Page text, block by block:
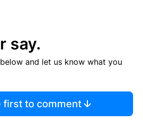
say.
and let us know what you
first to comment